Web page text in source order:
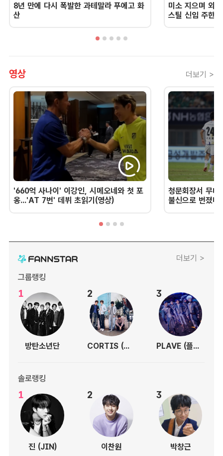
8년 만에 다시 폭발한 과테말라 푸에고 화
산
미소 지으며 외
스틸 신임 주한
영상 더보기 >
'660억 사나이' 이강인, 시메오네와 첫 포
옹...'AT 7번' 데뷔 초읽기(영상)
청문회장서 무너
불신으로 번졌
더보기 >
그룹랭킹
1
방탄소년단
2
CORTIS (코르티스)
3
PLAVE (플레이브)
솔로랭킹
1
진 (JIN)
2
이찬원
3
박창근